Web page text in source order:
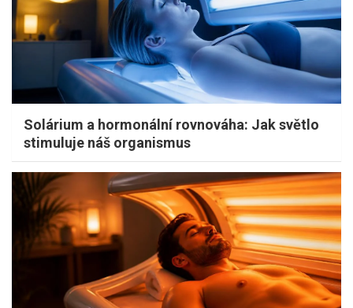
Solárium a hormonální rovnováha: Jak světlo
stimuluje náš organismus